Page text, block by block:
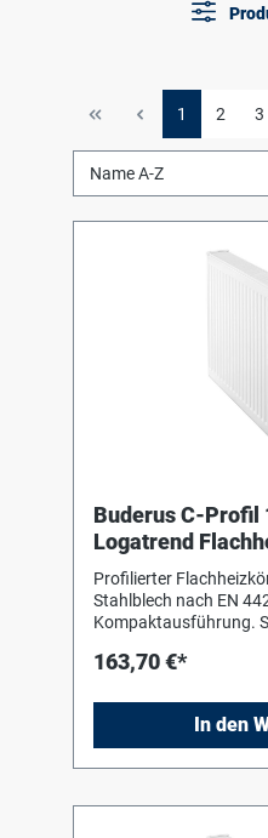
1 2 3
Buderus C-Profil
Logatrend
Stopfen
Profilierter
Stahlblech nach EN
Kompaktausführung.
Rohrleitungsanschluss
Lackierung gemäß
Korrosisowie
Tauchgrundierung
163,70 €*
In den